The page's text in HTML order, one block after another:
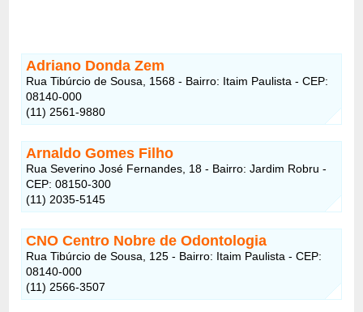
Adriano Donda Zem
Rua Tibúrcio de Sousa, 1568 - Bairro: Itaim Paulista - CEP:
08140-000
(11) 2561-9880
Arnaldo Gomes Filho
Rua Severino José Fernandes, 18 - Bairro: Jardim Robru -
CEP: 08150-300
(11) 2035-5145
CNO Centro Nobre de Odontologia
Rua Tibúrcio de Sousa, 125 - Bairro: Itaim Paulista - CEP:
08140-000
(11) 2566-3507